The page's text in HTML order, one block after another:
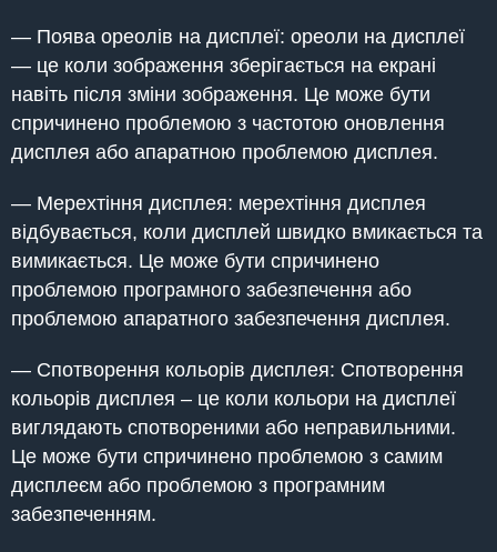
— Поява ореолів на дисплеї: ореоли на дисплеї
— це коли зображення зберігається на екрані
навіть після зміни зображення. Це може бути
спричинено проблемою з частотою оновлення
дисплея або апаратною проблемою дисплея.
— Мерехтіння дисплея: мерехтіння дисплея
відбувається, коли дисплей швидко вмикається та
вимикається. Це може бути спричинено
проблемою програмного забезпечення або
проблемою апаратного забезпечення дисплея.
— Спотворення кольорів дисплея: Спотворення
кольорів дисплея – це коли кольори на дисплеї
виглядають спотвореними або неправильними.
Це може бути спричинено проблемою з самим
дисплеєм або проблемою з програмним
забезпеченням.